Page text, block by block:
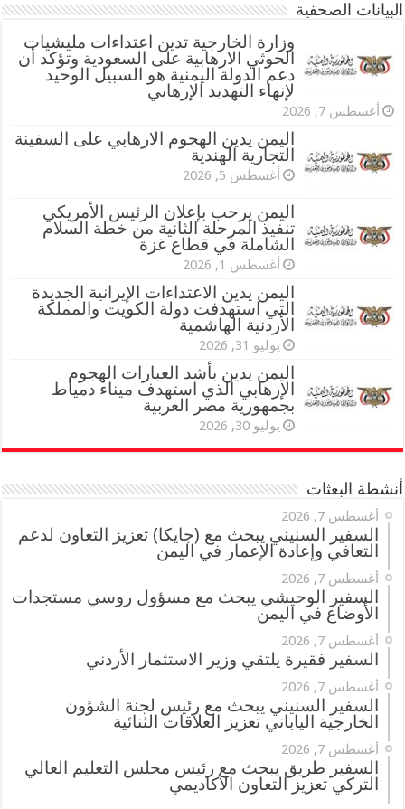
البيانات الصحفية
وزارة الخارجية تدين اعتداءات مليشيات
الحوثي الارهابية على السعودية وتؤكد أن
دعم الدولة اليمنية هو السبيل الوحيد
لإنهاء التهديد الإرهابي
أغسطس 7, 2026
اليمن يدين الهجوم الارهابي على السفينة
التجارية الهندية
أغسطس 5, 2026
اليمن يرحب بإعلان الرئيس الأمريكي
تنفيذ المرحلة الثانية من خطة السلام
الشاملة في قطاع غزة
أغسطس 1, 2026
اليمن يدين الاعتداءات الإيرانية الجديدة
التي استهدفت دولة الكويت والمملكة
الأردنية الهاشمية
يوليو 31, 2026
اليمن يدين بأشد العبارات الهجوم
الإرهابي الذي استهدف ميناء دمياط
بجمهورية مصر العربية
يوليو 30, 2026
أنشطة البعثات
أغسطس 7, 2026
السفير السنيني يبحث مع (جايكا) تعزيز التعاون لدعم
التعافي وإعادة الإعمار في اليمن
أغسطس 7, 2026
السفير الوحيشي يبحث مع مسؤول روسي مستجدات
الأوضاع في اليمن
أغسطس 7, 2026
السفير فقيرة يلتقي وزير الاستثمار الأردني
أغسطس 7, 2026
السفير السنيني يبحث مع رئيس لجنة الشؤون
الخارجية الياباني تعزيز العلاقات الثنائية
أغسطس 7, 2026
السفير طريق يبحث مع رئيس مجلس التعليم العالي
التركي تعزيز التعاون الأكاديمي